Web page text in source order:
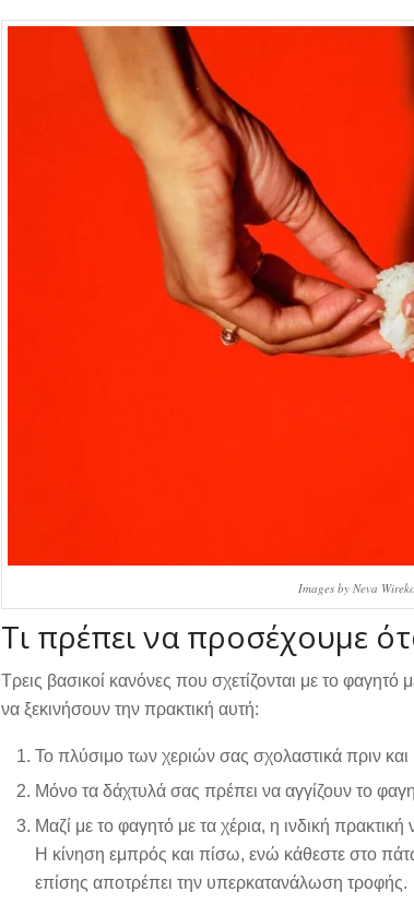
Images by Neva
Τι πρέπει να προσέχουμε
Τρεις βασικοί κανόνες που σχετίζονται με το
να ξεκινήσουν την πρακτική αυτή:
Το πλύσιμο των χεριών σας σχολαστικά πριν και
Μόνο τα δάχτυλά σας πρέπει να αγγίζουν το
Μαζί με το φαγητό με τα χέρια, η ινδική
Η κίνηση εμπρός και πίσω, ενώ κάθεστε στο
επίσης αποτρέπει την υπερκατανάλωση τροφής.